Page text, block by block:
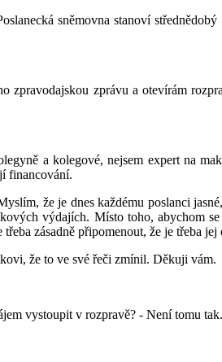
sněmovna stanoví
zpravodajskou zprávu a otevírám
a kolegové, nejsem expert na
financování.
že je dnes každému poslanci
výdajích. Místo toho, abychom
zásadně připomenout, že je třeba
že to ve své řeči zmínil. Děkuji vám.
vystoupit v rozpravě? - Není tomu